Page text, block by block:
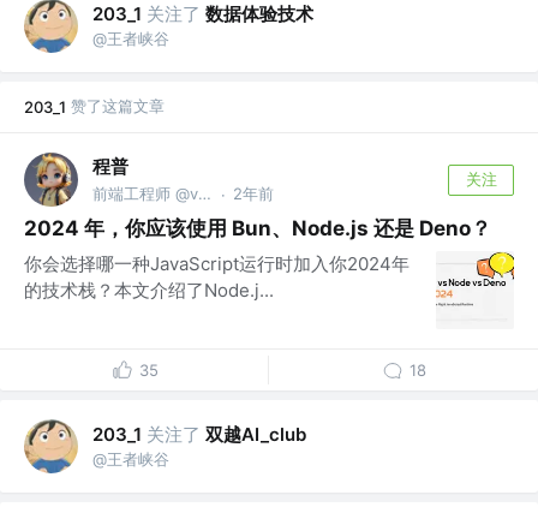
203_1 关注了 数据体验技术
@王者峡谷
203_1 赞了这篇文章
程普
前端工程师 @v:bigye_chengpu · 2年前
关注
2024 年，你应该使用 Bun、Node.js 还是 Deno？
你会选择哪一种JavaScript运行时加入你2024年
的技术栈？本文介绍了Node.j...
35 18
203_1 关注了 双越AI_club
@王者峡谷